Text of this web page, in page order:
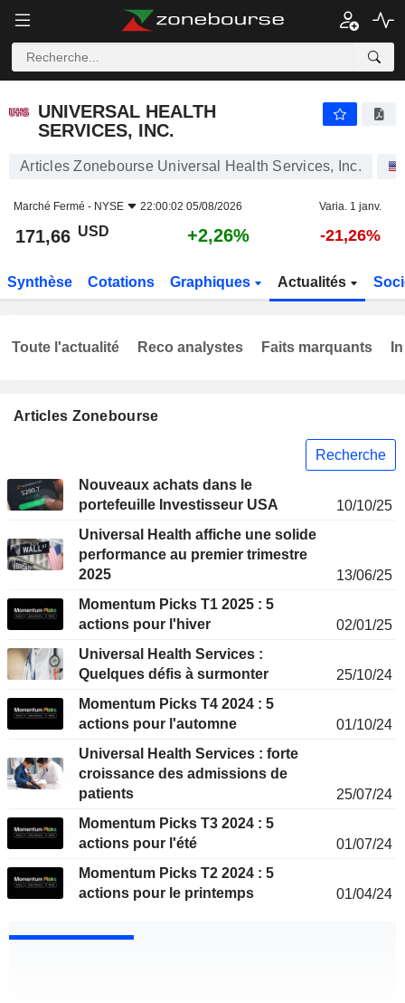
UNIVERSAL HEALTH
SERVICES, INC.
Articles Zonebourse Universal Health Services, Inc.
Marché Fermé - NYSE 22:00:02 05/08/2026 Varia. 1 janv.
171,66 USD +2,26% -21,26%
Synthèse Cotations Graphiques Actualités
Articles Zonebourse
Recherche
Nouveaux achats dans le
portefeuille Investisseur USA
10/10/25
Universal Health affiche une solide
performance au premier trimestre
2025
13/06/25
Momentum Picks T1 2025 : 5
actions pour l'hiver
02/01/25
Universal Health Services :
Quelques défis à surmonter
25/10/24
Momentum Picks T4 2024 : 5
actions pour l'automne
01/10/24
Universal Health Services : forte
croissance des admissions de
patients
25/07/24
Momentum Picks T3 2024 : 5
actions pour l'été
01/07/24
Momentum Picks T2 2024 : 5
actions pour le printemps
01/04/24
Toute l'actualité Reco analystes Faits marquants